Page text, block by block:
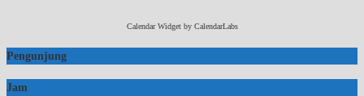
Calendar Widget by CalendarLabs
Pengunjung
Jam